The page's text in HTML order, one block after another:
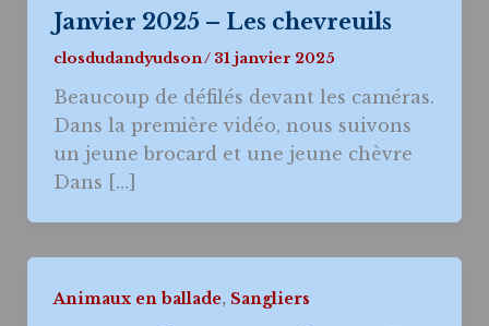
Janvier 2025 – Les chevreuils
closdudandyudson/ 31 janvier 2025
Beaucoup de défilés devant les caméras.
Dans la première vidéo, nous suivons
un jeune brocard et une jeune chèvre
Dans […]
Animaux en ballade, Sangliers